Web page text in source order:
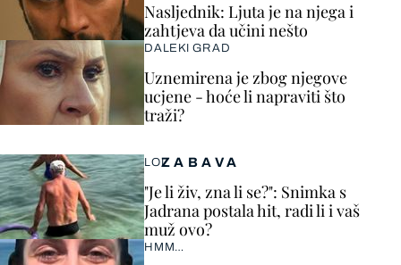
ZABAVA
LOL
"Je li živ, zna li se?": Snimka s
Jadrana postala hit, radi li i vaš
muž ovo?
HMM…
Nasljednik: Ljuta je na njega i
zahtjeva da učini nešto
DALEKI GRAD
Uznemirena je zbog njegove
ucjene - hoće li napraviti što
traži?